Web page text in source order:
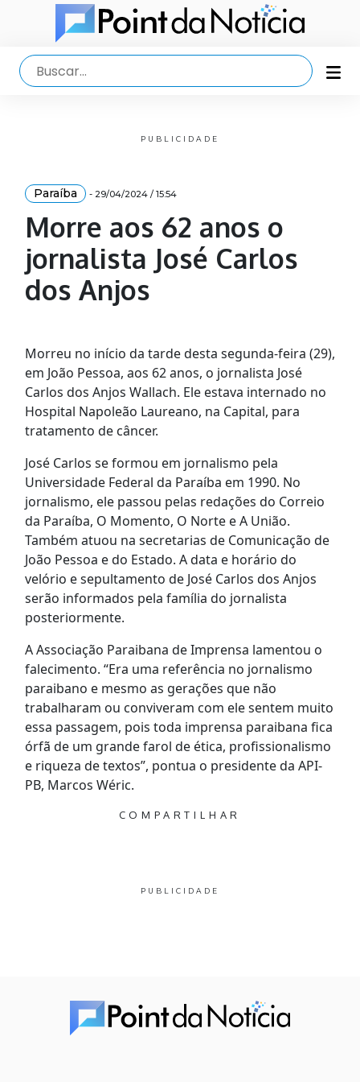
PUBLICIDADE
Paraíba - 29/04/2024 / 15:54
Morre aos 62 anos o
jornalista José Carlos
dos Anjos
Morreu no início da tarde desta segunda-feira (29),
em João Pessoa, aos 62 anos, o jornalista José
Carlos dos Anjos Wallach. Ele estava internado no
Hospital Napoleão Laureano, na Capital, para
tratamento de câncer.
José Carlos se formou em jornalismo pela
Universidade Federal da Paraíba em 1990. No
jornalismo, ele passou pelas redações do Correio
da Paraíba, O Momento, O Norte e A União.
Também atuou na secretarias de Comunicação de
João Pessoa e do Estado. A data e horário do
velório e sepultamento de José Carlos dos Anjos
serão informados pela família do jornalista
posteriormente.
A Associação Paraibana de Imprensa lamentou o
falecimento. “Era uma referência no jornalismo
paraibano e mesmo as gerações que não
trabalharam ou conviveram com ele sentem muito
essa passagem, pois toda imprensa paraibana fica
órfã de um grande farol de ética, profissionalismo
e riqueza de textos”, pontua o presidente da API-
PB, Marcos Wéric.
COMPARTILHAR
PUBLICIDADE